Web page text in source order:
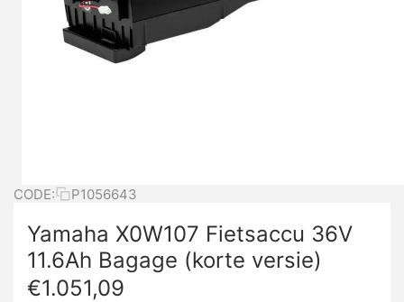
CODE: P1056643
Yamaha X0W107 Fietsaccu 36V
11.6Ah Bagage (korte versie)
€1.051,09